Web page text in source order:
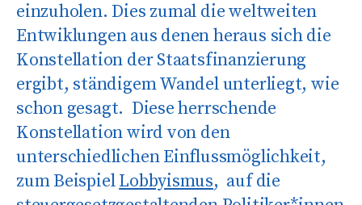
einzuholen. Dies zumal die weltweiten
Entwiklungen aus denen heraus sich die
Konstellation der Staatsfinanzierung
ergibt, ständigem Wandel unterliegt, wie
schon gesagt. Diese herrschende
Konstellation wird von den
unterschiedlichen Einflussmöglichkeit,
zum BeispielLobbyismus, auf die